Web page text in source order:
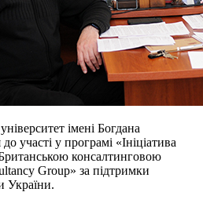
імені Богдана
участі у програмі «Ініціатива
консалтинговою
Group» за підтримки
України.